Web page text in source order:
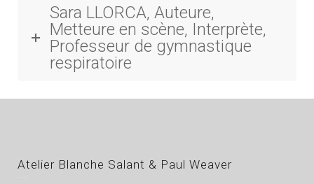
Sara LLORCA, Auteure,
Metteure en scène, Interprète,
Professeur de gymnastique
respiratoire
Atelier Blanche Salant & Paul Weaver